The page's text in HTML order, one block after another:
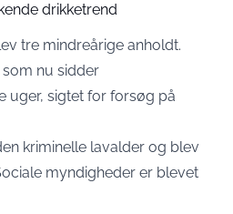
drikketrend
tre mindreårige anholdt.
nu sidder
sigtet for forsøg på
kriminelle lavalder og blev
myndigheder er blevet